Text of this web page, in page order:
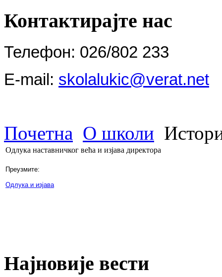
Контактирајте нас
Телефон: 026/802 233
E-mail: skolalukic@verat.net
Почетна О школи
Oдлука наставничког већа и изјава директора
Преузмите:
Одлука и изјава
Најновије вести